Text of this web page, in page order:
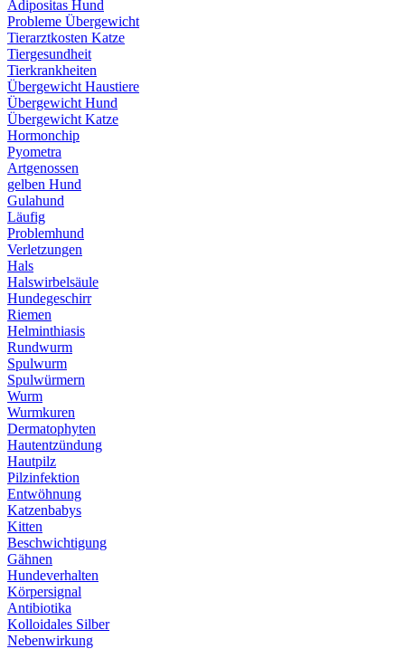
Adipositas Hund
Probleme Übergewicht
Tierarztkosten Katze
Tiergesundheit
Tierkrankheiten
Übergewicht Haustiere
Übergewicht Hund
Übergewicht Katze
Hormonchip
Pyometra
Artgenossen
gelben Hund
Gulahund
Läufig
Problemhund
Verletzungen
Hals
Halswirbelsäule
Hundegeschirr
Riemen
Helminthiasis
Rundwurm
Spulwurm
Spulwürmern
Wurm
Wurmkuren
Dermatophyten
Hautentzündung
Hautpilz
Pilzinfektion
Entwöhnung
Katzenbabys
Kitten
Beschwichtigung
Gähnen
Hundeverhalten
Körpersignal
Antibiotika
Kolloidales Silber
Nebenwirkung